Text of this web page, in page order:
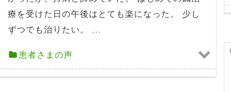
療を受けた日の午後はとても楽になった。 少し
ずつでも治りたい。 ...
患者さまの声